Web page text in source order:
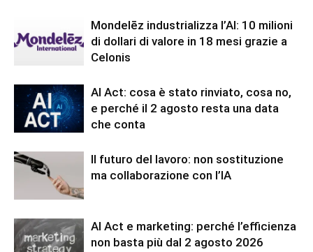
Mondelēz industrializza l’AI: 10 milioni
di dollari di valore in 18 mesi grazie a
Celonis
AI Act: cosa è stato rinviato, cosa no,
e perché il 2 agosto resta una data
che conta
Il futuro del lavoro: non sostituzione
ma collaborazione con l’IA
AI Act e marketing: perché l’efficienza
non basta più dal 2 agosto 2026